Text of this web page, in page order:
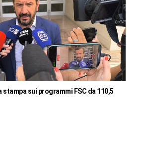
sui programmi FSC da 110,5